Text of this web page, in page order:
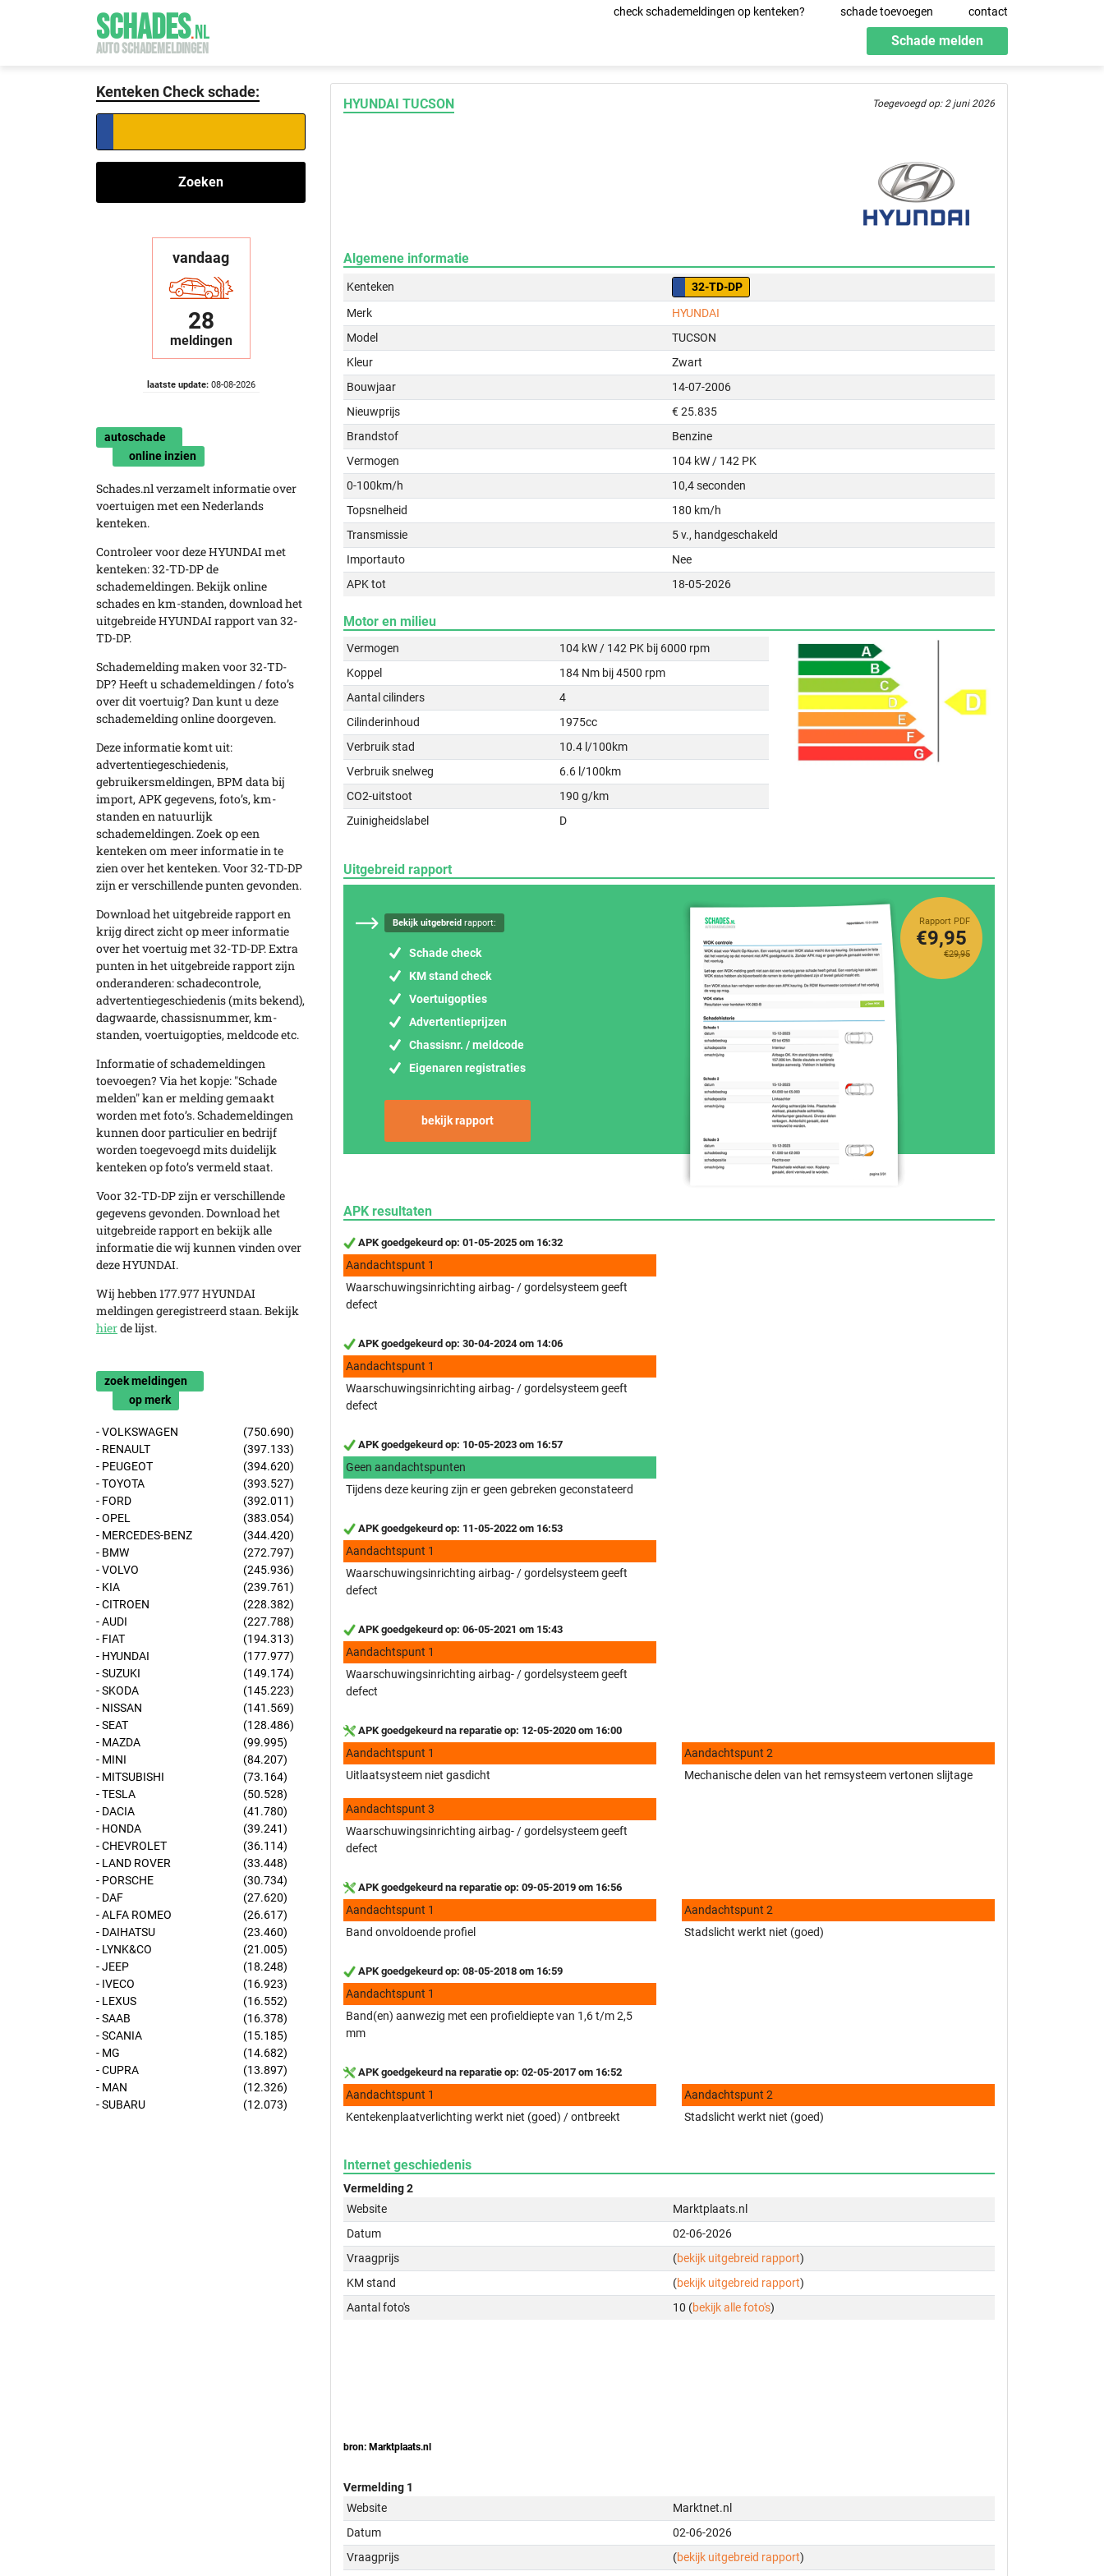
SCHADES.NL
AUTO SCHADEMELDINGEN
check schademeldingen op kenteken? schade toevoegen contact
Schade melden
Kenteken Check schade:
Zoeken
vandaag
28
meldingen
laatste update:08-08-2026
autoschade
online inzien
Schades.nl verzamelt informatie over
voertuigen met een Nederlands
kenteken.
Controleer voor deze HYUNDAI met
kenteken: 32-TD-DP de
schademeldingen. Bekijk online
schades en km-standen, download het
uitgebreide HYUNDAI rapport van 32-
TD-DP.
Schademelding maken voor 32-TD-
DP? Heeft u schademeldingen / foto’s
over dit voertuig? Dan kunt u deze
schademelding online doorgeven.
Deze informatie komt uit:
advertentiegeschiedenis,
gebruikersmeldingen, BPM data bij
import, APK gegevens, foto’s, km-
standen en natuurlijk
schademeldingen. Zoek op een
kenteken om meer informatie in te
zien over het kenteken. Voor 32-TD-DP
zijn er verschillende punten gevonden.
Download het uitgebreide rapport en
krijg direct zicht op meer informatie
over het voertuig met 32-TD-DP. Extra
punten in het uitgebreide rapport zijn
onderanderen: schadecontrole,
advertentiegeschiedenis (mits bekend),
dagwaarde, chassisnummer, km-
standen, voertuigopties, meldcode etc.
Informatie of schademeldingen
toevoegen? Via het kopje: "Schade
melden" kan er melding gemaakt
worden met foto’s. Schademeldingen
kunnen door particulier en bedrijf
worden toegevoegd mits duidelijk
kenteken op foto’s vermeld staat.
Voor 32-TD-DP zijn er verschillende
gegevens gevonden. Download het
uitgebreide rapport en bekijk alle
informatie die wij kunnen vinden over
deze HYUNDAI.
Wij hebben 177.977 HYUNDAI
meldingen geregistreerd staan. Bekijk
hierde lijst.
zoek meldingen
op merk
- VOLKSWAGEN
(750.690)
- RENAULT
(397.133)
- PEUGEOT
(394.620)
- TOYOTA
(393.527)
- FORD
(392.011)
- OPEL
(383.054)
- MERCEDES-BENZ
(344.420)
- BMW
(272.797)
- VOLVO
(245.936)
- KIA
(239.761)
- CITROEN
(228.382)
- AUDI
(227.788)
- FIAT
(194.313)
- HYUNDAI
(177.977)
- SUZUKI
(149.174)
- SKODA
(145.223)
- NISSAN
(141.569)
- SEAT
(128.486)
- MAZDA
(99.995)
- MINI
(84.207)
- MITSUBISHI
(73.164)
- TESLA
(50.528)
- DACIA
(41.780)
- HONDA
(39.241)
- CHEVROLET
(36.114)
- LAND ROVER
(33.448)
- PORSCHE
(30.734)
- DAF
(27.620)
- ALFA ROMEO
(26.617)
- DAIHATSU
(23.460)
- LYNK&CO
(21.005)
- JEEP
(18.248)
- IVECO
(16.923)
- LEXUS
(16.552)
- SAAB
(16.378)
- SCANIA
(15.185)
- MG
(14.682)
- CUPRA
(13.897)
- MAN
(12.326)
- SUBARU
(12.073)
HYUNDAI TUCSON Toegevoegd op: 2 juni 2026
Algemene informatie
Kenteken
32-TD-DP
Merk
HYUNDAI
Model
TUCSON
Kleur
Zwart
Bouwjaar
14-07-2006
Nieuwprijs
€ 25.835
Brandstof
Benzine
Vermogen
104 kW / 142 PK
0-100km/h
10,4 seconden
Topsnelheid
180 km/h
Transmissie
5 v., handgeschakeld
Importauto
Nee
APK tot
18-05-2026
Motor en milieu
Vermogen
104 kW / 142 PK bij 6000 rpm
Koppel
184 Nm bij 4500 rpm
Aantal cilinders
4
Cilinderinhoud
1975cc
Verbruik stad
10.4 l/100km
Verbruik snelweg
6.6 l/100km
CO2-uitstoot
190 g/km
Zuinigheidslabel
D
Uitgebreid rapport
Bekijk uitgebreid rapport:
Schade check
KM stand check
Voertuigopties
Advertentieprijzen
Chassisnr. / meldcode
Eigenaren registraties
bekijk rapport
Rapport PDF
€29,95
€9,95
APK resultaten
APK goedgekeurd op: 01-05-2025 om 16:32
Aandachtspunt 1
Waarschuwingsinrichting airbag- / gordelsysteem geeft
defect
APK goedgekeurd op: 30-04-2024 om 14:06
Aandachtspunt 1
Waarschuwingsinrichting airbag- / gordelsysteem geeft
defect
APK goedgekeurd op: 10-05-2023 om 16:57
Geen aandachtspunten
Tijdens deze keuring zijn er geen gebreken geconstateerd
APK goedgekeurd op: 11-05-2022 om 16:53
Aandachtspunt 1
Waarschuwingsinrichting airbag- / gordelsysteem geeft
defect
APK goedgekeurd op: 06-05-2021 om 15:43
Aandachtspunt 1
Waarschuwingsinrichting airbag- / gordelsysteem geeft
defect
APK goedgekeurd na reparatie op: 12-05-2020 om 16:00
Aandachtspunt 1
Uitlaatsysteem niet gasdicht
Aandachtspunt 2
Mechanische delen van het remsysteem vertonen slijtage
Aandachtspunt 3
Waarschuwingsinrichting airbag- / gordelsysteem geeft
defect
APK goedgekeurd na reparatie op: 09-05-2019 om 16:56
Aandachtspunt 1
Band onvoldoende profiel
Aandachtspunt 2
Stadslicht werkt niet (goed)
APK goedgekeurd op: 08-05-2018 om 16:59
Aandachtspunt 1
Band(en) aanwezig met een profieldiepte van 1,6 t/m 2,5
mm
APK goedgekeurd na reparatie op: 02-05-2017 om 16:52
Aandachtspunt 1
Kentekenplaatverlichting werkt niet (goed) / ontbreekt
Aandachtspunt 2
Stadslicht werkt niet (goed)
Internet geschiedenis
Vermelding 2
Website
Marktplaats.nl
Datum
02-06-2026
Vraagprijs
(bekijk uitgebreid rapport)
KM stand
(bekijk uitgebreid rapport)
Aantal foto's
10 (bekijk alle foto's)
bron: Marktplaats.nl
Vermelding 1
Website
Marktnet.nl
Datum
02-06-2026
Vraagprijs
(bekijk uitgebreid rapport)